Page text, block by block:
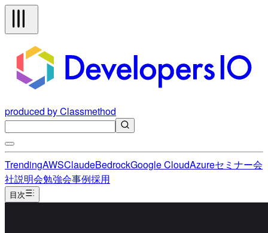
produced by Classmethod
TrendingAWSClaudeBedrockGoogle CloudAzureセミナー会
社説明会勉強会事例採用
目次